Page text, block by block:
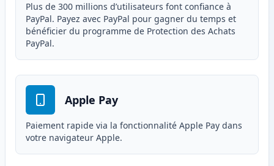
Plus de 300 millions d’utilisateurs font confiance à
PayPal. Payez avec PayPal pour gagner du temps et
bénéficier du programme de Protection des Achats
PayPal.
Apple Pay
Paiement rapide via la fonctionnalité Apple Pay dans
votre navigateur Apple.